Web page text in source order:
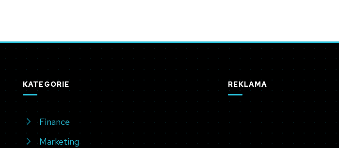
KATEGORIE
Finance
Marketing
REKLAMA